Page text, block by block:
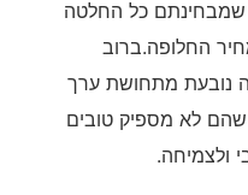
שמבחינתם כל החלטה
החלופה.ברוב
נובעת מתחושת ערך
שהם לא מספיק טובים
ולצמיחה.